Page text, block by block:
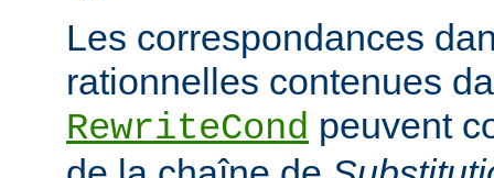
Les correspondances
rationnelles contenues
RewriteCond peuvent